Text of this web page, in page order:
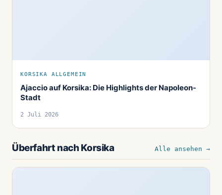
KORSIKA ALLGEMEIN
Ajaccio auf Korsika: Die Highlights der Napoleon-
Stadt
2 Juli 2026
Überfahrt nach Korsika Alle ansehen →